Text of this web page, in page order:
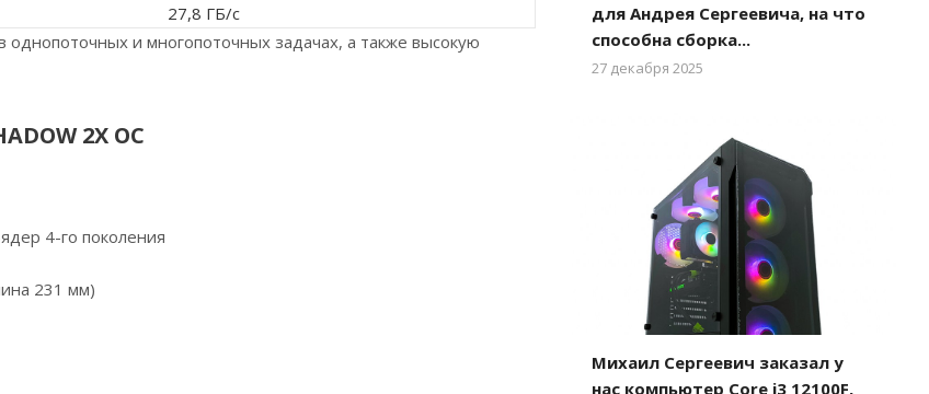
27,8 ГБ/с
и многопоточных задачах, а также высокую
2X OC
4-го поколения
231 мм)
для Андрея Сергеевича, на что
способна сборка...
27 декабря 2025
Михаил Сергеевич заказал у
нас компьютер Core i3 12100F,